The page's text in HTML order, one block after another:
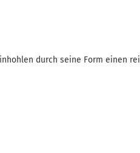
durch seine Form einen